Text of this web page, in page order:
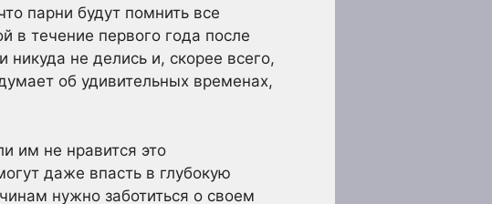
парни будут помнить все
в течение первого года после
не делись и, скорее всего,
об удивительных временах,
им не нравится это
даже впасть в глубокую
нужно заботиться о своем